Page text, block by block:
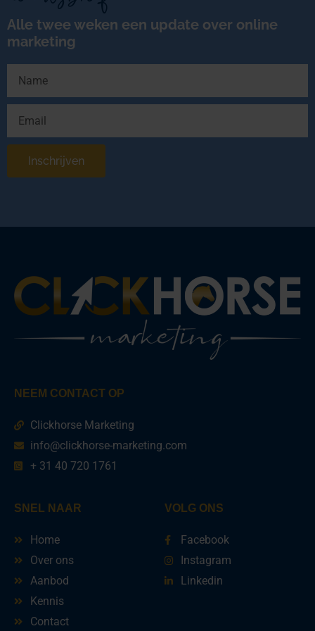
Alle twee weken een update over online
marketing
Inschrijven
NEEM CONTACT OP
Clickhorse Marketing
info@clickhorse-marketing.com
+ 31 40 720 1761
SNEL NAAR
Home
Over ons
Aanbod
Kennis
Contact
VOLG ONS
Facebook
Instagram
Linkedin